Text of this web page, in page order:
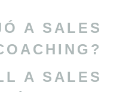
A SALES
A SALES